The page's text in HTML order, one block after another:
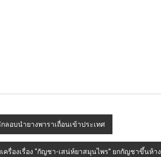
ลอบนำยางพาราเถื่อนเข้าประเทศ
เครื่องเรื่อง “กัญชา-เสน่ห์ยาสมุนไพร” ยกกัญชาขึ้นห้าง